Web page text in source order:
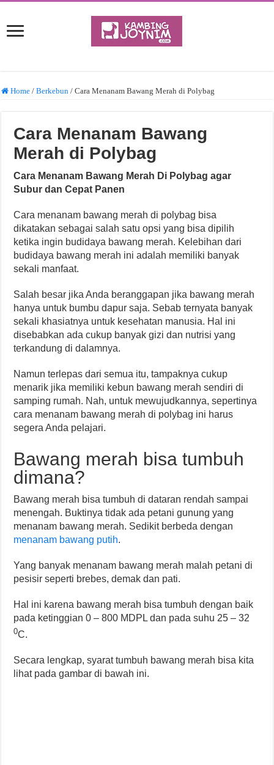
Home / Berkebun / Cara Menanam Bawang Merah di Polybag
Cara Menanam Bawang
Merah di Polybag
Cara Menanam Bawang Merah Di Polybag agar
Subur dan Cepat Panen
Cara menanam bawang merah di polybag bisa
dikatakan sebagai salah satu opsi yang bisa dipilih
ketika ingin budidaya bawang merah. Kelebihan dari
budidaya bawang merah ini adalah memiliki banyak
sekali manfaat.
Salah besar jika Anda beranggapan jika bawang merah
hanya untuk bumbu dapur saja. Sebab ternyata banyak
sekali khasiatnya untuk kesehatan manusia. Hal ini
disebabkan ada cukup banyak gizi dan nutrisi yang
terkandung di dalamnya.
Namun terlepas dari semua itu, tampaknya cukup
menarik jika memiliki kebun bawang merah sendiri di
samping rumah. Nah, untuk mewujudkannya, sepertinya
cara menanam bawang merah di polybag ini harus
segera Anda pelajari.
Bawang merah bisa tumbuh
dimana?
Bawang merah bisa tumbuh di dataran rendah sampai
menengah. Buktinya tidak ada petani gunung yang
menanam bawang merah. Sedikit berbeda dengan
menanam bawang putih.
Yang banyak menanam bawang merah malah petani di
pesisir seperti brebes, demak dan pati.
Hal ini karena bawang merah bisa tumbuh dengan baik
pada ketinggian 0 – 800 MDPL dan pada suhu 25 – 32
0C.
Secara lengkap, syarat tumbuh bawang merah bisa kita
lihat pada gambar di bawah ini.